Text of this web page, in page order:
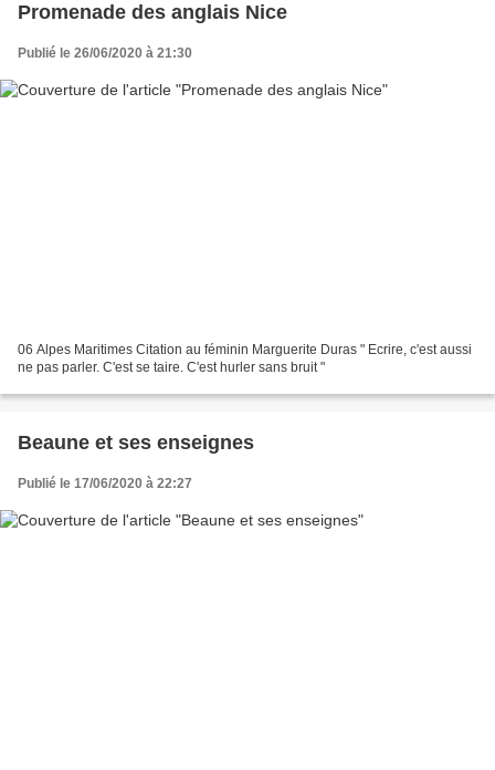
Promenade des anglais Nice
Publié le 26/06/2020 à 21:30
06 Alpes Maritimes Citation au féminin Marguerite Duras " Ecrire, c'est aussi
ne pas parler. C'est se taire. C'est hurler sans bruit "
Beaune et ses enseignes
Publié le 17/06/2020 à 22:27